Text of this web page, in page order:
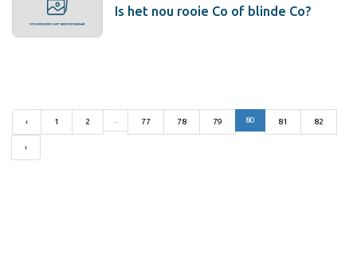
Is het nou rooie Co of blinde Co?
‹ 1 2 77 78 79 80 81 82
›